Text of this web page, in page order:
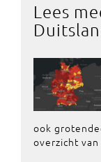
Lees
ook
overzicht